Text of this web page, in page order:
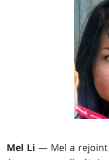
Mel Li — Mel a rejoint